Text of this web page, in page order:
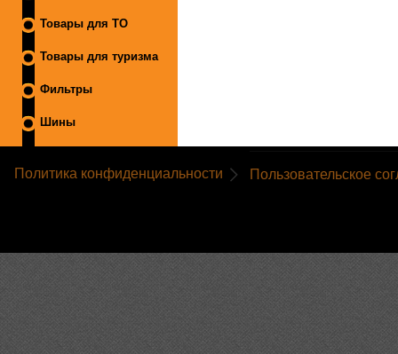
Товары для ТО
Товары для туризма
Фильтры
Шины
Политика конфиденциальности Пользовательское